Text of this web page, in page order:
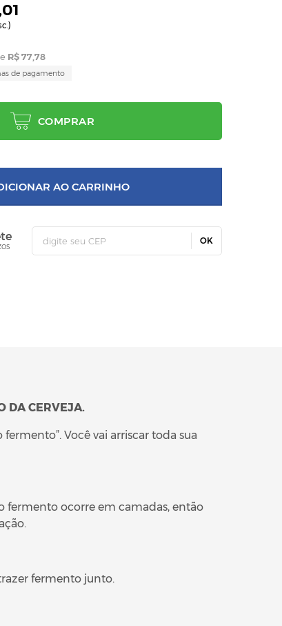
R$ 77,78
de pagamento
COMPRAR
AO CARRINHO
OK
DA CERVEJA.
Você vai arriscar toda sua
fermento ocorre em camadas, então
fermento junto.